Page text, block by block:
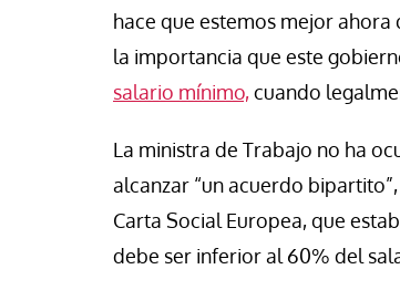
hace que estemos mejor ahora
la importancia que este
salario mínimo,cuando
La ministra de Trabajo no ha
alcanzar “un acuerdo
Carta Social Europea, que
debe ser inferior al 60% del